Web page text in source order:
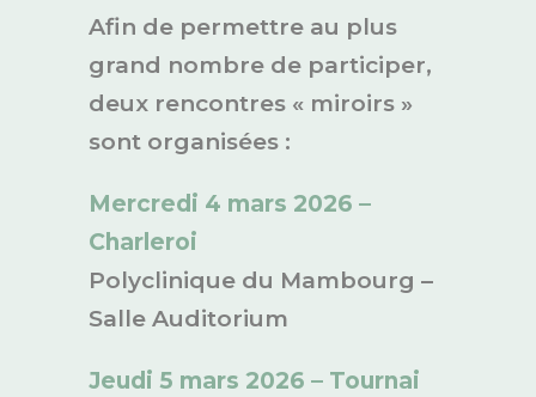
Afin de permettre au plus
grand nombre de participer,
deux rencontres « miroirs »
sont organisées :
Mercredi 4 mars 2026 –
Charleroi
Polyclinique du Mambourg –
Salle Auditorium
Jeudi 5 mars 2026 – Tournai